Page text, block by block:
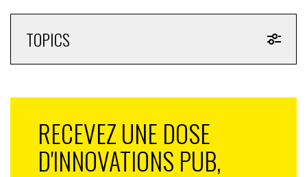
TOPICS
RECEVEZ UNE DOSE
D'INNOVATIONS PUB,